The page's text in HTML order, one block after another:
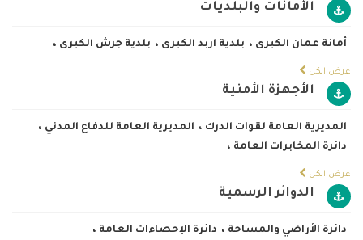
الأمانات والبلديات
أمانة عمان الكبرى ، بلدية اربد الكبرى ، بلدية جرش الكبرى ،
عرض الكل
الأجهزة الأمنية
المديرية العامة لقوات الدرك ، المديرية العامة للدفاع المدني ،
دائرة المخابرات العامة ،
عرض الكل
الدوائر الرسمية
دائرة الأراضي والمساحة ، دائرة الإحصاءات العامة ،